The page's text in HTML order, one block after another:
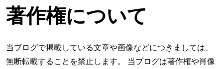
著作権について
当ブログで掲載している文章や画像などにつきましては、
無断転載することを禁止します。 当ブログは著作権や肖像